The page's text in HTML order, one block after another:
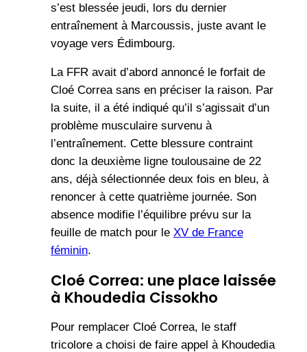
s’est blessée jeudi, lors du dernier
entraînement à Marcoussis, juste avant le
voyage vers Édimbourg.
La FFR avait d’abord annoncé le forfait de
Cloé Correa sans en préciser la raison. Par
la suite, il a été indiqué qu’il s’agissait d’un
problème musculaire survenu à
l’entraînement. Cette blessure contraint
donc la deuxième ligne toulousaine de 22
ans, déjà sélectionnée deux fois en bleu, à
renoncer à cette quatrième journée. Son
absence modifie l’équilibre prévu sur la
feuille de match pour le XV de France
féminin.
Cloé Correa: une place laissée
à Khoudedia Cissokho
Pour remplacer Cloé Correa, le staff
tricolore a choisi de faire appel à Khoudedia